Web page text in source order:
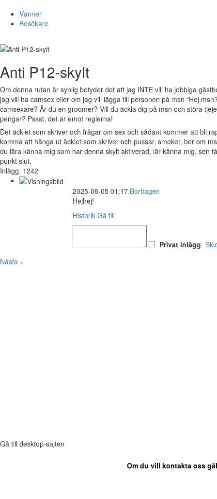
Vänner
Besökare
Anti P12-skylt
Om denna rutan är synlig betyder det att jag INTE vill ha jobbiga
jag vill ha camsex eller om jag vill lägga till personen på msn “Hej
camsexare? Är du en groomer? Vill du äckla dig på msn och störa
pengar? Pssst, det är emot reglerna!
Det äcklet som skriver och frågar om sex och sådant kommer att bli
komma att hänga ut äcklet som skriver och pussar, smeker, ber om
du lära känna mig som har denna skylt aktiverad, lär känna mig,
punkt slut.
Inlägg: 1242
2025-08-05 01:17 Borttagen
Hejhej!
Historik Gå till
Privat inlägg
Nästa »
Gå till desktop-sajten
Om du vill kontakta oss